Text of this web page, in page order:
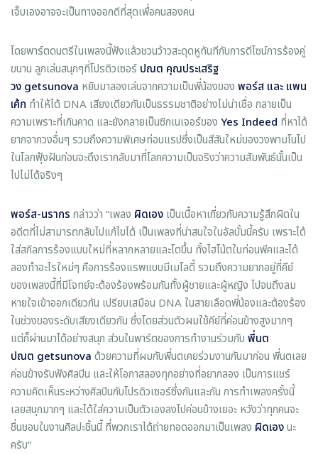
เจ็บเองอาจจะเป็นทางออกดีที่สุดเพื่อคนสองคน
โดยพาร์ตดนตรีในเพลงนี้ฟังแล้วชวนว้าวสะดุดหูทันทีกับการดีไซน์การร้องคู่
ขนาน ลูกเล่นสนุกๆที่โปรดิวเซอร์ ปณต คุณประเสริฐ
วง getsunova หยิบมาลองเล่นจากความเป็นพี่น้องของ พอร์ส และ แพน
เค้ก ทำให้ได้ DNA เสียงเดียวกันเป็นธรรมชาติอย่างไม่น่าเชื่อ กลายเป็น
ความเพราะที่เกินคาด และยังกลายเป็นซิกเนเจอร์ของ Yes Indeed ที่หาได้
ยากจากวงอื่นๆ รวมถึงความพิเศษท่อนแรปซึ่งเป็นสีสันใหม่ของวงพามโนไป
ในโลกฟุ้งฝันก่อนจะดึงเรากลับมาที่โลกความเป็นจริงว่าความสัมพันธ์นั้นเป็น
ไปไม่ได้จริงๆ
พอร์ส-นรากร กล่าวว่า “เพลง ผิดเอง เป็นเนื้อหาเกี่ยวกับความรู้สึกผิดใน
อดีตที่ไม่สามารถกลับไปแก้ไขได้ เป็นเพลงที่น่าสนใจในอัลบั้มนี้ครับ เพราะได้
ใส่สกิลการร้องแบบใหม่ที่หลากหลายและโตขึ้น ทั้งไฮโน้ตในท่อนพีคและได้
ลองทำอะไรใหม่ๆ คือการร้องแรพแบบมีเมโลดี้ รวมถึงความยากอยู่ที่คีย์
ของเพลงนี้ที่มีโจทย์จะต้องร้องพร้อมกันทั้งผู้ชายและผู้หญิง ไปจนถึงลม
หายใจเข้าออกเดียวกัน เปรียบเสมือน DNA ในสายเลือดพี่น้องและต้องร้อง
ในช่วงของระดับเสียงเดียวกัน ซึ่งโดยส่วนตัวผมใช้คีย์ที่ค่อนข้างสูงมากๆ
แต่ก็ผ่านมาได้อย่างสนุก ส่วนในพาร์ตของการทำงานร่วมกับ พี่นต
ปณต getsunova ด้วยความที่ผมกับพี่นตเคยร่วมงานกันมาก่อน พี่นตเลย
ค่อนข้างรับฟังศิลปิน และให้โอกาสลองทุกอย่างที่อยากลอง เป็นการแชร์
ความคิดเห็นระหว่างศิลปินกับโปรดิวเซอร์ซึ่งกันและกัน การทำเพลงครั้งนี้
เลยสนุกมากๆ และได้ใส่ความเป็นตัวเองลงไปค่อนข้างเยอะ หวังว่าทุกคนจะ
ชื่นชอบในงานศิลปะชิ้นนี้ ที่พวกเราได้ถ่ายทอดออกมาเป็นเพลง ผิดเองนะ
ครับ“